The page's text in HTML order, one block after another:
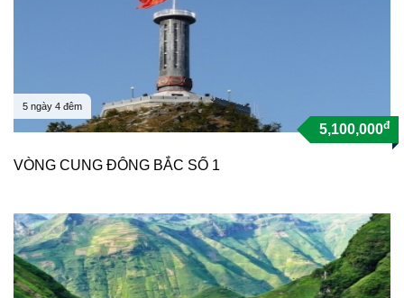
5 ngày 4 đêm
5,100,000đ
VÒNG CUNG ĐÔNG BẮC SỐ 1